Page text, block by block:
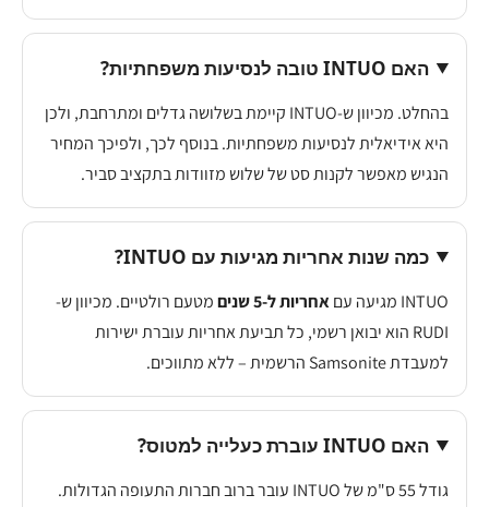
האם INTUO טובה לנסיעות משפחתיות?
בהחלט. מכיוון ש-INTUO קיימת בשלושה גדלים ומתרחבת, ולכן
היא אידיאלית לנסיעות משפחתיות. בנוסף לכך, ולפיכך המחיר
הנגיש מאפשר לקנות סט של שלוש מזוודות בתקציב סביר.
כמה שנות אחריות מגיעות עם INTUO?
INTUO מגיעה עם אחריות ל-5 שנים
מטעם רולטיים. מכיוון ש-
RUDI הוא יבואן רשמי, כל תביעת אחריות עוברת ישירות
למעבדת Samsonite הרשמית – ללא מתווכים.
האם INTUO עוברת כעלייה למטוס?
גודל 55 ס"מ של INTUO עובר ברוב חברות התעופה הגדולות.